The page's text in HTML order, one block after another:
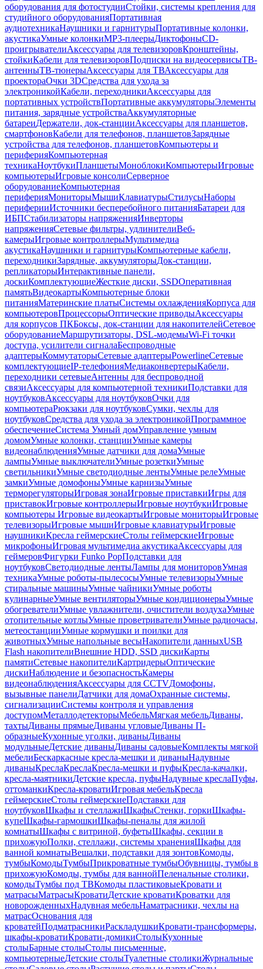
оборудования для фотостудииСтойки, системы крепления для
студийного оборудованияПортативная
аудиотехникаНаушники и гарнитурыПортативные колонки,
акустикаУмные колонкиMP3-плеерыДиктофоныCD-
проигрывателиАксессуары для телевизоровКронштейны,
стойкиКабели для телевизоровПодписки на видеосервисыТВ-
антенныТВ-тюнерыАксессуары для ТВАксессуары для
проектораОчки 3DСредства для ухода за
электроникойКабели, переходникиАксессуары для
портативных устройствПортативные аккумуляторыЭлементы
питания, зарядные устройстваАккумуляторные
батареиДержатели, док-станцииАксессуары для планшетов,
смартфоновКабели для телефонов, планшетовЗарядные
устройства для телефонов, планшетовКомпьютеры и
периферияКомпьютерная
техникаНоутбукиПланшетыМоноблокиКомпьютерыИгровые
компьютерыИгровые консолиСерверное
оборудованиеКомпьютерная
периферияМониторыМышиКлавиатурыСтилусыНаборы
периферииИсточники бесперебойного питанияБатареи для
ИБПСтабилизаторы напряженияИнверторы
напряженияСетевые фильтры, удлинителиВеб-
камерыИгровые контроллерыМультимедиа
акустикаНаушники и гарнитурыКомпьютерные кабели,
переходникиЗарядные, аккумуляторыДок-станции,
репликаторыИнтерактивные панели,
доскиКомплектующиеЖесткие диски, SSDОперативная
памятьВидеокартыКомпьютерные блоки
питанияМатеринские платыСистемы охлажденияКорпуса для
компьютеровПроцессорыОптические приводыАксессуары
для корпусов ПКБоксы, док-станции для накопителейСетевое
оборудованиеМаршрутизаторы, DSL-модемыWi-Fi точки
доступа, усилители сигналаБеспроводные
адаптерыКоммутаторыСетевые адаптерыPowerlineСетевые
комплектующиеIP-телефонияМедиаконвертерыКабели,
переходники сетевыеАнтенны для беспроводной
связиАксессуары для компьютерной техникиПодставки для
ноутбуковАксессуары для ноутбуковОчки для
компьютераРюкзаки для ноутбуковСумки, чехлы для
ноутбуковСредства для ухода за электроникойПрограммное
обеспечениеСистема Умный домУправление умным
домомУмные колонки, станцииУмные камеры
видеонаблюденияУмные датчики для домаУмные
лампыУмные выключателиУмные розеткиУмные
светильникиУмные светодиодные лентыУмные релеУмные
замкиУмные домофоныУмные карнизыУмные
терморегуляторыИгровая зонаИгровые приставкиИгры для
приставокИгровые контроллерыИгровые ноутбукиИгровые
компьютеры Игровые видеокартыИгровые мониторыИгровые
телевизорыИгровые мышиИгровые клавиатурыИгровые
наушникиКресла геймерскиеСтолы геймерскиеИгровые
микрофоныИгровая мультимедиа акустикаАксессуары для
геймеровФигурки Funko PopПодставки для
ноутбуковСветодиодные лентыЛампы для мониторовУмная
техникаУмные роботы-пылесосыУмные телевизорыУмные
стиральные машиныУмные чайникиУмные роботы
кулинарныеУмные вентиляторыУмные кондиционерыУмные
обогревателиУмные увлажнители, очистители воздухаУмные
отопительные котлыУмные проветривателиУмные радиочасы,
метеостанцииУмные кормушки и поилки для
животныхУмные напольные весыНакопители данныхUSB
Flash накопителиВнешние HDD, SSD дискиКарты
памятиСетевые накопителиКартридерыОптические
дискиНаблюдение и безопасностьКамеры
видеонаблюденияАксессуары для CCTVДомофоны,
вызывные панелиДатчики для домаОхранные системы,
сигнализацииСистемы контроля и управления
доступомМеталлодетекторыМебельМягкая мебельДиваны,
тахтыДиваны прямыеДиваны угловыеДиваны П-
образныеКухонные уголки, диваныДиваны
модульныеДетские диваныДиваны садовыеКомплекты мягкой
мебелиБескаркасные кресла-мешки и диваныНадувные
диваныКреслаКреслаКресла-мешки и пуфыКресла-качалки,
кресла-маятникиДетские кресла, пуфыНадувные креслаПуфы,
оттоманкиКресла-кроватиИгровая мебельКресла
геймерскиеСтолы геймерскиеПодставки для
ноутбуковШкафы и стеллажиШкафыСтенки, горкиШкафы-
купеШкафы-гармошкиШкафы-пеналы для жилой
комнатыШкафы с витриной, буфетыШкафы, секции в
прихожуюПолки, стеллажи, системы храненияШкафы для
ванной комнатыВешалки, подставки для зонтовКомоды,
тумбыКомодыТумбыПрикроватные тумбыОбувницы, тумбы в
прихожуюКомоды, тумбы для ваннойПеленальные столики,
комодыТумбы под ТВКомоды пластиковыеКровати и
матрасыМатрасыКроватиДетские кроватиКроватки для
новорожденныхНадувная мебельНаматрасники, чехлы на
матрасОснования для
кроватейПодматрасникиРаскладушкиКровати-трансформеры,
шкафы-кроватиКровати-домикиСтолыКухонные
столыБарные столыСтолы письменные,
компьютерныеДетские столыТуалетные столикиЖурнальные